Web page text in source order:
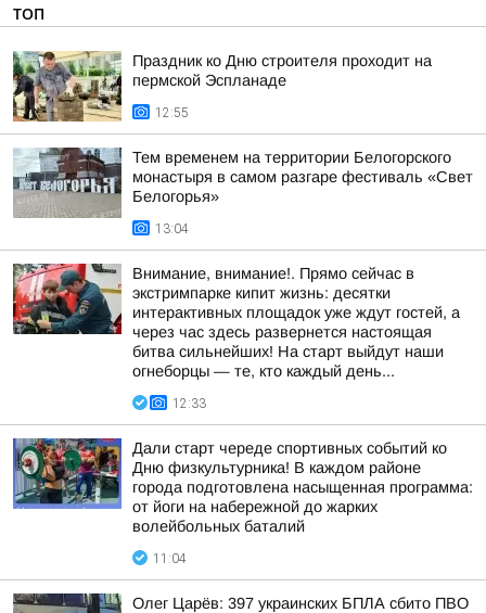
ТОП
Праздник ко Дню строителя проходит на
пермской Эспланаде
12:55
Тем временем на территории Белогорского
монастыря в самом разгаре фестиваль «Свет
Белогорья»
13:04
Внимание, внимание!. Прямо сейчас в
экстримпарке кипит жизнь: десятки
интерактивных площадок уже ждут гостей, а
через час здесь развернется настоящая
битва сильнейших! На старт выйдут наши
огнеборцы — те, кто каждый день...
12:33
Дали старт череде спортивных событий ко
Дню физкультурника! В каждом районе
города подготовлена насыщенная программа:
от йоги на набережной до жарких
волейбольных баталий
11:04
Олег Царёв: 397 украинских БПЛА сбито ПВО